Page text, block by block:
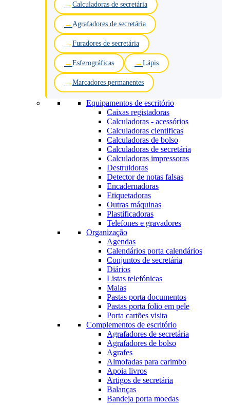
Calculadoras de secretária
Agrafadores de secretária
Furadores de secretária
Esferográficas Lápis
Marcadores permanentes
Equipamentos de escritório
Caixas registadoras
Calculadoras - acessórios
Calculadoras cientificas
Calculadoras de bolso
Calculadoras de secretária
Calculadoras impressoras
Destruidoras
Detector de notas falsas
Encadernadoras
Etiquetadoras
Outras máquinas
Plastificadoras
Telefones e gravadores
Organização
Agendas
Calendários porta calendários
Conjuntos de secretária
Diários
Listas telefónicas
Malas
Pastas porta documentos
Pastas porta folio em pele
Porta cartões visita
Complementos de escritório
Agrafadores de secretária
Agrafadores de bolso
Agrafes
Almofadas para carimbo
Apoia livros
Artigos de secretária
Balanças
Bandeja porta moedas